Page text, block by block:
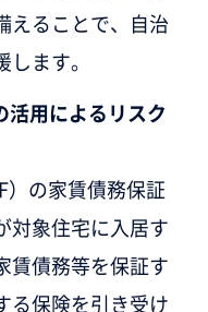
えることで、自治
ます。
用によるリスク
の家賃債務保証
対象住宅に入居す
賃債務等を保証す
る保険を引き受け